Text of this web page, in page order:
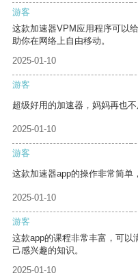
游客
这款加速器VPM应用程序可以
助你在网络上自由移动。
2025-01-10
游客
超级好用的加速器，妈妈再也
2025-01-10
游客
这款加速器app的操作非常简单
2025-01-10
游客
这款app的课程非常丰富，可以
己感兴趣的知识。
2025-01-10